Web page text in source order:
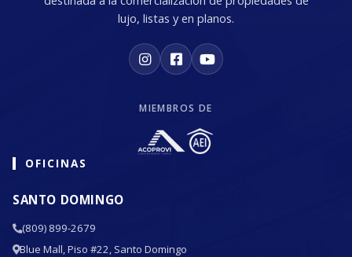
lujo, listas y en planos.
MIEMBROS DE
OFICINAS
SANTO DOMINGO
(809) 899-2679
Blue Mall, Piso #22, Santo Domingo